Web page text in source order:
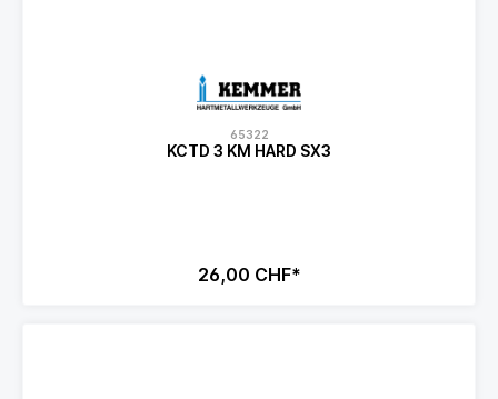
65322
KCTD 3 KM HARD SX3
26,00 CHF*